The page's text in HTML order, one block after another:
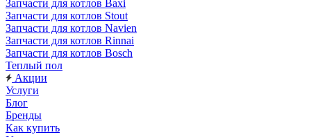
Запчасти для котлов Baxi
Запчасти для котлов Stout
Запчасти для котлов Navien
Запчасти для котлов Rinnai
Запчасти для котлов Bosch
Теплый пол
Акции
Услуги
Блог
Бренды
Как купить